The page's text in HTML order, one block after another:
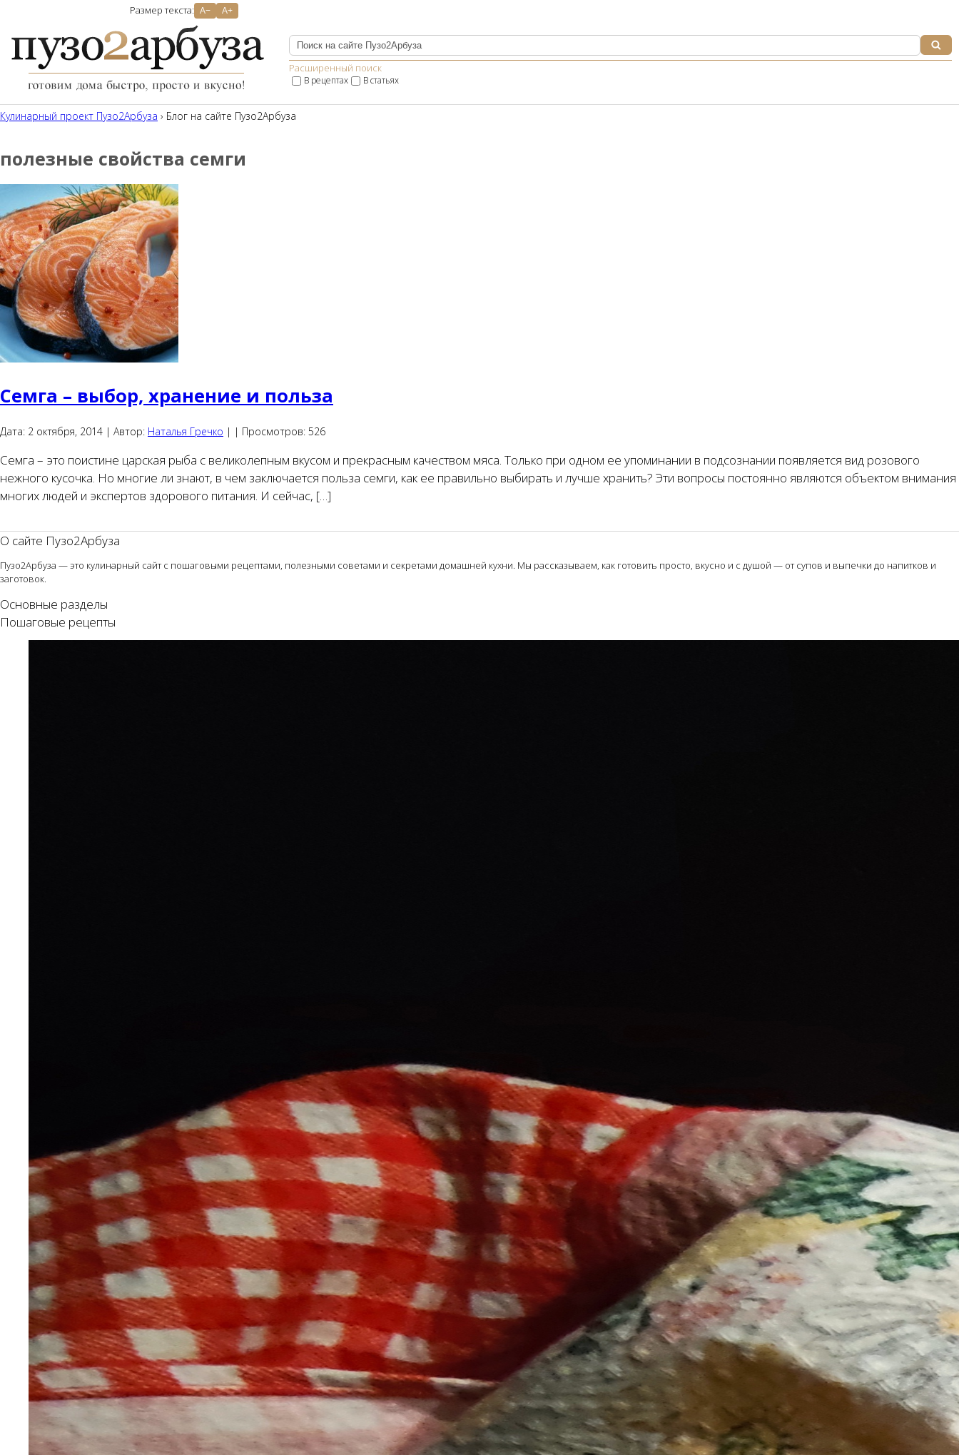
Размер текста: A− A+
Расширенный поиск
В рецептах В статьях
Кулинарный проект Пузо2Aрбуза › Блог на сайте Пузо2Арбуза
полезные свойства семги
Семга – выбор, хранение и польза
Дата: 2 октября, 2014 | Автор: Наталья Гречко | | Просмотров: 526
Семга – это поистине царская рыба с великолепным вкусом и прекрасным качеством мяса. Только при одном ее упоминании в подсознании появляется вид розового
нежного кусочка. Но многие ли знают, в чем заключается польза семги, как ее правильно выбирать и лучше хранить? Эти вопросы постоянно являются объектом внимания
многих людей и экспертов здорового питания. И сейчас, […]
О сайте Пузо2Арбуза
Пузо2Арбуза — это кулинарный сайт с пошаговыми рецептами, полезными советами и секретами домашней кухни. Мы рассказываем, как готовить просто, вкусно и с душой — от супов и выпечки до напитков и
заготовок.
Основные разделы
Пошаговые рецепты